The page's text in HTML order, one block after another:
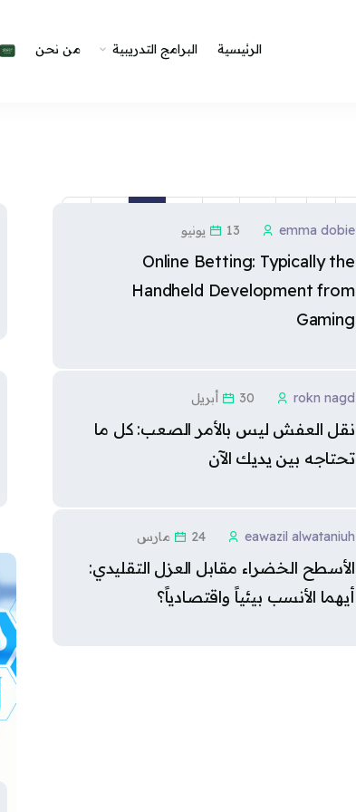
الرئيسية البرامج التدريبية من نحن
emma dobie 13 يونيو
Online Betting: Typically the
Handheld Development from
Gaming
rokn nagd 30 أبريل
نقل العفش ليس بالأمر الصعب: كل ما
تحتاجه بين يديك الآن
eawazil alwataniuh 24 مارس
الأسطح الخضراء مقابل العزل التقليدي:
أيهما الأنسب بيئياً واقتصادياً؟